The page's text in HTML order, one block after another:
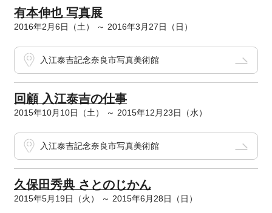
有本伸也 写真展
2016年2月6日（土） ～ 2016年3月27日（日）
入江泰吉記念奈良市写真美術館
回顧 入江泰吉の仕事
2015年10月10日（土） ～ 2015年12月23日（水）
入江泰吉記念奈良市写真美術館
久保田秀典 さとのじかん
2015年5月19日（火） ～ 2015年6月28日（日）